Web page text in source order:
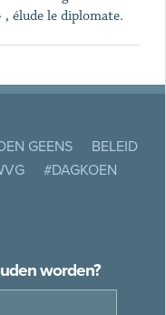
élude le diplomate.
GEENS
BELEID
#DAGKOEN
worden?